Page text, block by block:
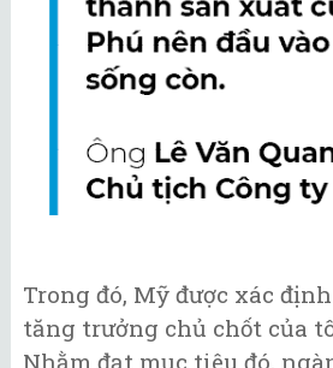
Trong đó, Mỹ được xác
tăng trưởng chủ chốt của
Nhằm đạt mục tiêu đó,